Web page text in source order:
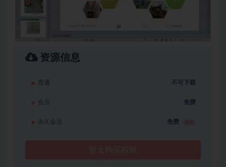
资源信息
普通 不可下载
会员 免费
永久会员 免费